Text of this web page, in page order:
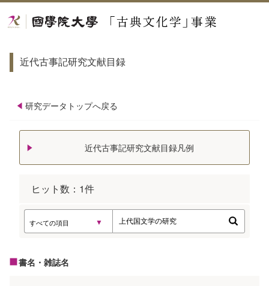
近代古事記研究文献目録
研究データトップへ戻る
近代古事記研究文献目録凡例
ヒット数： 1件
書名・雑誌名